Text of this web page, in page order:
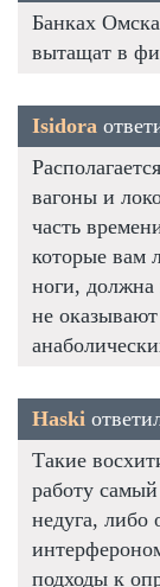
Банках
вытащат в
Isidora
вагоны и
часть
которые вам
ноги, должна
не
Haski
Такие
работу
недуга, либо
подходы к